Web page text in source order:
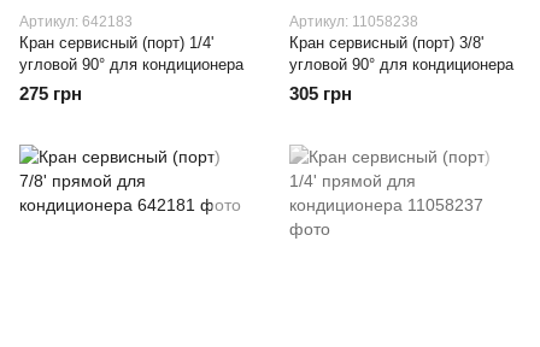
Артикул: 642183
Кран сервисный (порт) 1/4'
угловой 90° для кондиционера
275 грн
Артикул: 11058238
Кран сервисный (порт) 3/8'
угловой 90° для кондиционера
305 грн